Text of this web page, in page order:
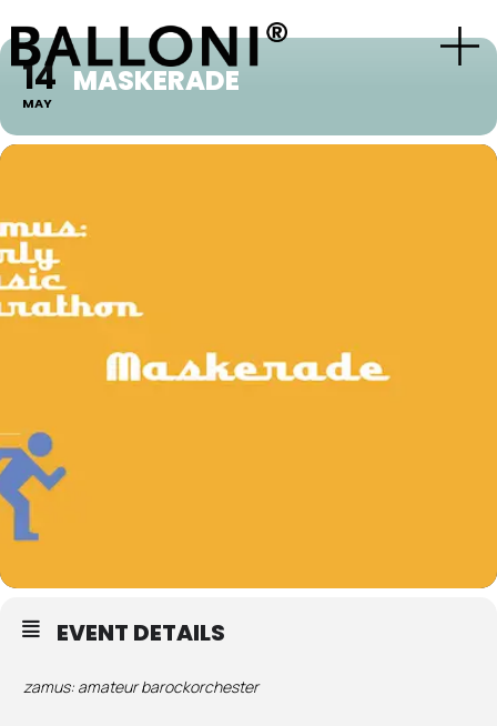
14
MAY
MASKERADE
EVENT DETAILS
zamus: amateur barockorchester